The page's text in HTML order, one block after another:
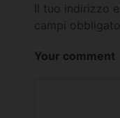
Il tuo indirizzo
campi
Your comment